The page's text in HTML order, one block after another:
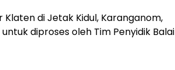
di Jetak Kidul, Karanganom,
diproses oleh Tim Penyidik Balai